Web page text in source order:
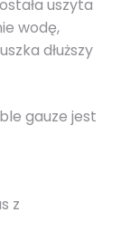
uszyta
wodę,
dłuższy
gauze jest
z